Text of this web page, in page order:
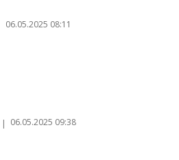
06.05.2025 08:11
| 06.05.2025 09:38